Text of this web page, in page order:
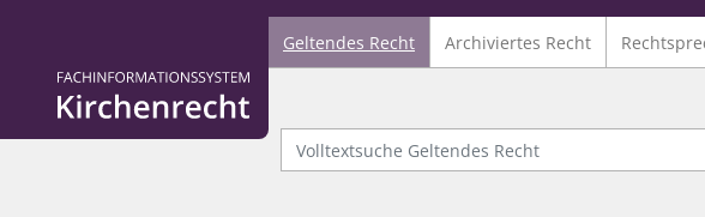
Logo Fachinformationssystem Kirchenrecht
Geltendes Recht Archiviertes Recht
Volltextsuche Geltendes Recht